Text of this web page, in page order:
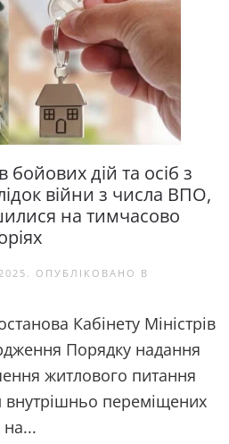
бойових дій та осіб з
війни з числа ВПО,
на тимчасово
. ОПУБЛІКОВАНО В
Кабінету Міністрів
Порядку надання
житлового питання
внутрішньо переміщених